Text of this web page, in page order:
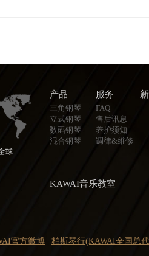
产品
三角钢琴
立式钢琴
数码钢琴
混合钢琴
服务
FAQ
售后讯息
养护须知
调律&维修
KAWAI音乐教室
官方微博 柏斯琴行(KAWAI全国总